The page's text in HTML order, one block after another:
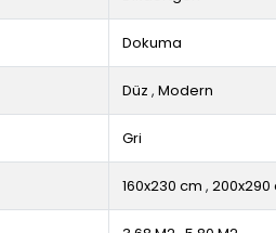
Dokuma
Düz ,Modern
Gri
160x230 cm ,200x290